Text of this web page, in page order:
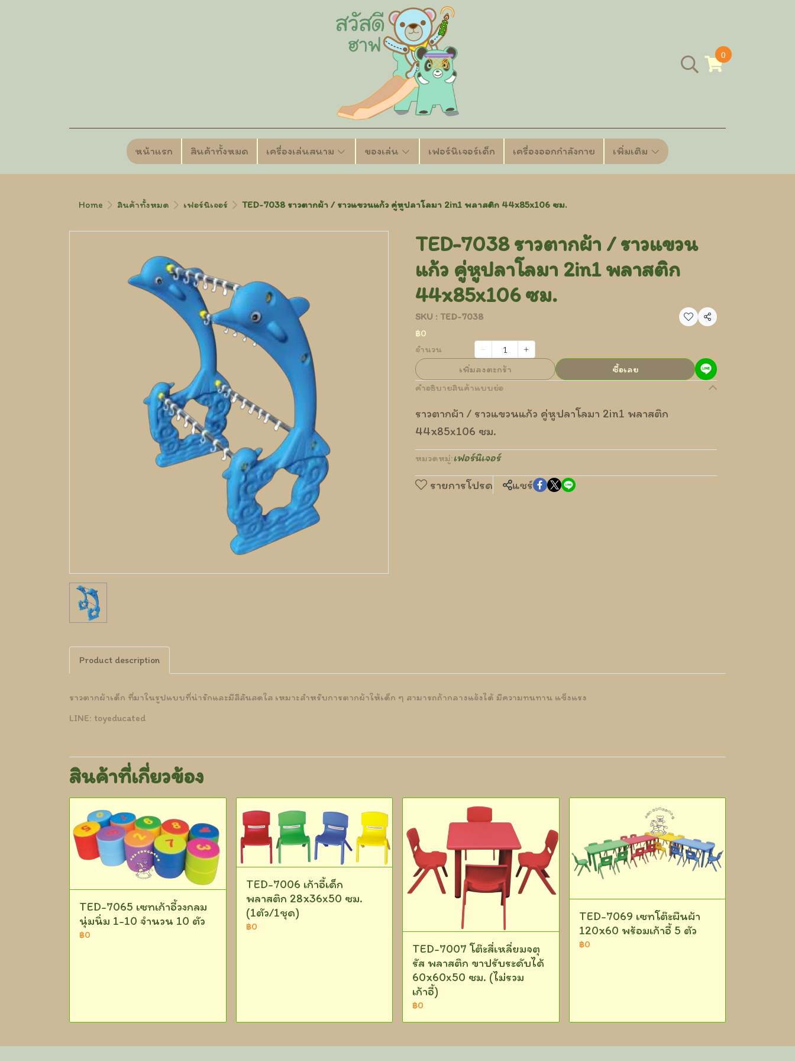
0
หน้าแรก สินค้าทั้งหมด เครื่องเล่นสนาม ของเล่น เฟอร์นิเจอร์เด็ก เครื่องออกกำลังกาย เพิ่มเติม
Home สินค้าทั้งหมด เฟอร์นิเจอร์ TED-7038 ราวตากผ้า / ราวแขวนแก้ว คู่หูปลาโลมา 2in1 พลาสติก 44x85x106 ซม.
TED-7038 ราวตากผ้า / ราวแขวน
แก้ว คู่หูปลาโลมา 2in1 พลาสติก
44x85x106 ซม.
SKU : TED-7038
แชร์
฿0
จำนวน
เพิ่มลงตะกร้า
ซื้อเลย
คำอธิบายสินค้าแบบย่อ
ราวตากผ้า / ราวแขวนแก้ว คู่หูปลาโลมา 2in1 พลาสติก
44x85x106 ซม.
หมวดหมู่:เฟอร์นิเจอร์
รายการโปรด แชร์
Product description
ราวตากผ้าเด็ก ที่มาในรูปแบบที่น่ารักและมีสีสันสดใส เหมาะสำหรับการตากผ้าให้เด็ก ๆ สามารถถ้ากลางแจ้งได้ มีความทนทาน แข็งแรง
LINE: toyeducated
สินค้าที่เกี่ยวข้อง
TED-7065 เซทเก้าอี้วงกลม
นุ่มนิ่ม 1-10 จำนวน 10 ตัว
฿0
TED-7006 เก้าอี้เด็ก
พลาสติก 28x36x50 ซม.
(1ตัว/1ชุด)
฿0
TED-7007 โต๊ะสี่เหลี่ยมจตุ
รัส พลาสติก ขาปรับระดับได้
60x60x50 ซม. (ไม่รวม
เก้าอี้)
฿0
TED-7069 เซทโต๊ะผืนผ้า
120x60 พร้อมเก้าอี้ 5 ตัว
฿0